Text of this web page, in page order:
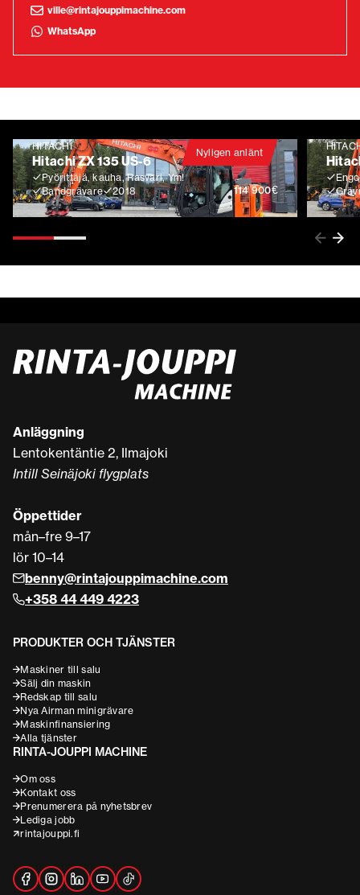
ville@rintajouppimachine.com
WhatsApp
Nyligen anlänt
HITACHI
Hitachi ZX 135 US-6
Pyörittäjä, kauha, Rasvari, Ym!
Bandgrävare
2018 114 900€
Anläggning
Lentokentäntie 2, Ilmajoki
Intill Seinäjoki flygplats
Öppettider
mån–fre 9–17
lör 10–14
benny@rintajouppimachine.com
+358 44 449 4223
PRODUKTER OCH TJÄNSTER
Maskiner till salu
Sälj din maskin
Redskap till salu
Nya Airman minigrävare
Maskinfinansiering
Alla tjänster
RINTA-JOUPPI MACHINE
Om oss
Kontakt oss
Prenumerera på nyhetsbrev
Lediga jobb
rintajouppi.fi